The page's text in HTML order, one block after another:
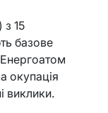
з 15
базове
Енергоатом
окупація
виклики.